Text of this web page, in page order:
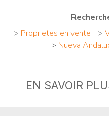
> Proprietes en vente >
> Nueva
EN SAVOIR